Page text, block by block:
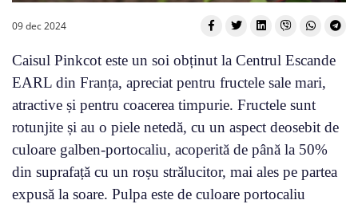
09 dec 2024
Caisul Pinkcot este un soi obținut la Centrul Escande
EARL din Franța, apreciat pentru fructele sale mari,
atractive și pentru coacerea timpurie. Fructele sunt
rotunjite și au o piele netedă, cu un aspect deosebit de
culoare galben-portocaliu, acoperită de până la 50%
din suprafață cu un roșu strălucitor, mai ales pe partea
expusă la soare. Pulpa este de culoare portocaliu